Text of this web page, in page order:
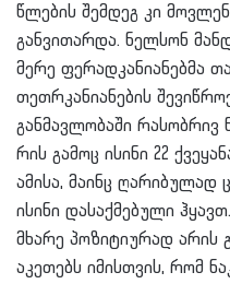
წლების შემდეგ კი
განვითარდა. ნელსონ
მერე ფერადკანიანებმა
თეთრკანიანების
განმავლობაში რასობრივ
რის გამოც ისინი 22
ამისა, მაინც ღარიბულად
ისინი დასაქმებული
მხარე პოზიტიურად არის
აკეთებს იმისთვის, რომ